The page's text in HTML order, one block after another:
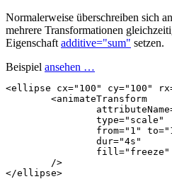
Normalerweise überschreiben sich
mehrere Transformationen
Eigenschaft additive="sum" setzen.
Beispiel ansehen …
<ellipse cx="100" cy="100"
<animateTransform
type="scale"
from="1" to=
dur="4s"
fill="freeze"
/>
</ellipse>